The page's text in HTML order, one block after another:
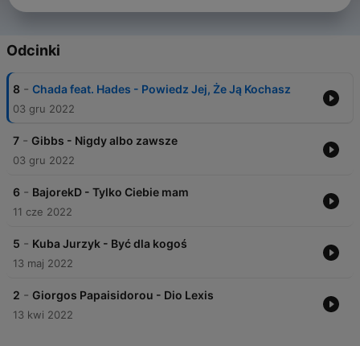
Odcinki
8 - Chada feat. Hades - Powiedz Jej, Że Ją Kochasz
03 gru 2022
7 - Gibbs - Nigdy albo zawsze
03 gru 2022
6 - BajorekD - Tylko Ciebie mam
11 cze 2022
5 - Kuba Jurzyk - Być dla kogoś
13 maj 2022
2 - Giorgos Papaisidorou - Dio Lexis
13 kwi 2022